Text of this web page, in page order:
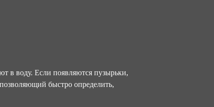
в воду. Если появляются пузырьки,
быстро определить,